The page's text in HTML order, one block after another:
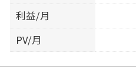
利益/月
PV/月